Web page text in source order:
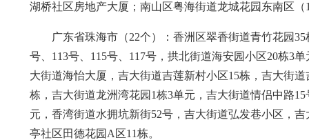
湖桥社区房地产大厦；南山区粤海街道龙城花园东南区
广东省珠海市（22个）：香洲区翠香街道青竹花园
号、113号、115号、117号，拱北街道海安园小区20栋3
大街道海怡大厦，吉大街道吉莲新村小区15栋，吉大街
栋，吉大街道龙洲湾花园1栋3单元，吉大街道情侣中路
元，香湾街道水拥坑新街52号，吉大街道弘发巷小区，
亭社区田德花园A区11栋。